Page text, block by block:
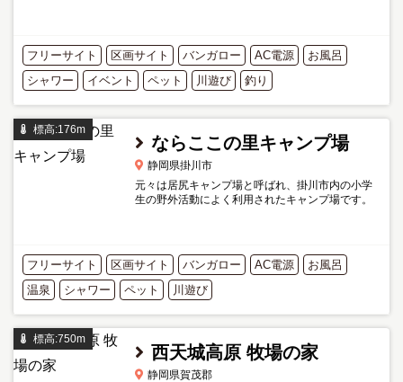
フリーサイト 区画サイト バンガロー AC電源
お風呂
シャワー
イベント ペット 川遊び 釣り
標高:176m
ならここの里キャンプ場
静岡県掛川市
元々は居尻キャンプ場と呼ばれ、掛川市内の小学
生の野外活動によく利用されたキャンプ場です。
フリーサイト 区画サイト バンガロー AC電源
お風呂
温泉
シャワー ペット 川遊び
標高:750m
西天城高原 牧場の家
静岡県賀茂郡